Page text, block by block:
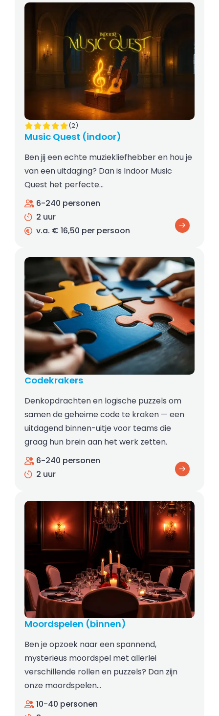
Music Quest (indoor)
(2)
Ben jij een echte muziekliefhebber en hou je
van een uitdaging? Dan is Indoor Music
Quest het perfecte…
6-240 personen
2 uur
v.a. € 16,50 per persoon
Codekrakers
Denkopdrachten en logische puzzels om
samen de geheime code te kraken — een
uitdagend binnen-uitje voor teams die
graag hun brein aan het werk zetten.
6-240 personen
2 uur
Moordspelen (binnen)
Ben je opzoek naar een spannend,
mysterieus moordspel met allerlei
verschillende rollen en puzzels? Dan zijn
onze moordspelen…
10-40 personen